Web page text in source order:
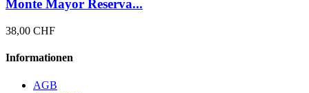
Monte Mayor Reserva...
38,00 CHF
Informationen
AGB